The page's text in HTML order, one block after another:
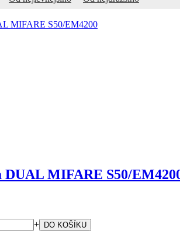
DUAL MIFARE S50/
+